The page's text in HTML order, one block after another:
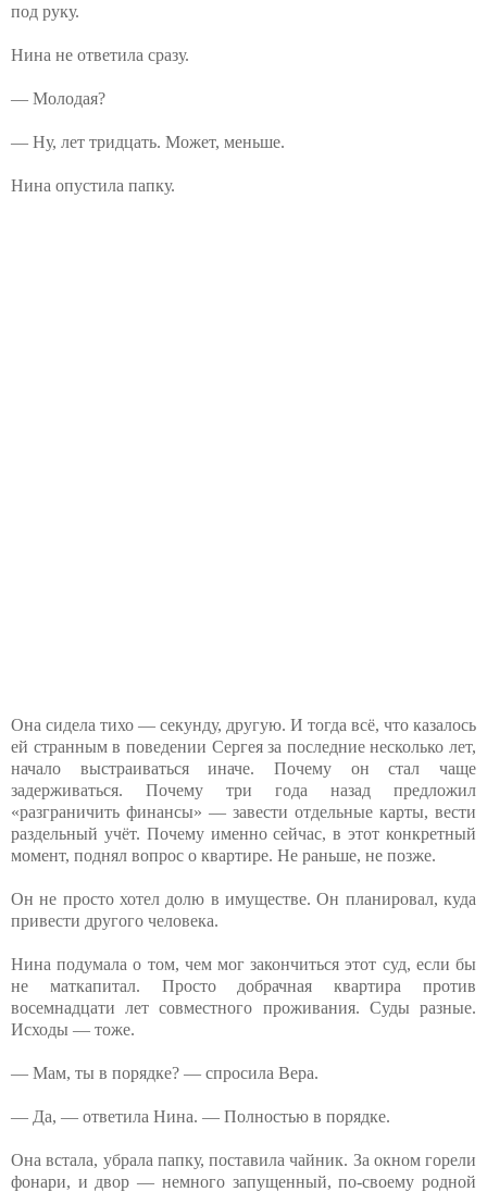
под руку.
Нина не ответила сразу.
— Молодая?
— Ну, лет тридцать. Может, меньше.
Нина опустила папку.
Она сидела тихо — секунду, другую. И тогда всё, что казалось
ей странным в поведении Сергея за последние несколько лет,
начало выстраиваться иначе. Почему он стал чаще
задерживаться. Почему три года назад предложил
«разграничить финансы» — завести отдельные карты, вести
раздельный учёт. Почему именно сейчас, в этот конкретный
момент, поднял вопрос о квартире. Не раньше, не позже.
Он не просто хотел долю в имуществе. Он планировал, куда
привести другого человека.
Нина подумала о том, чем мог закончиться этот суд, если бы
не маткапитал. Просто добрачная квартира против
восемнадцати лет совместного проживания. Суды разные.
Исходы — тоже.
— Мам, ты в порядке? — спросила Вера.
— Да, — ответила Нина. — Полностью в порядке.
Она встала, убрала папку, поставила чайник. За окном горели
фонари, и двор — немного запущенный, по-своему родной